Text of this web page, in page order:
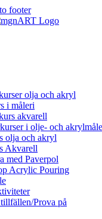
footer
olja och akryl
i måleri
akvarell
i olje- och
olja och akryl
Akvarell
med Paverpol
Acrylic Pouring
Prova på